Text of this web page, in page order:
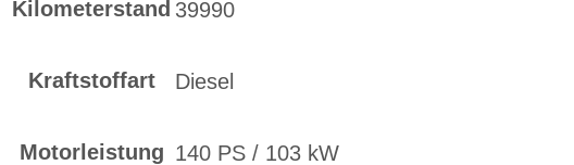
Kilometerstand 39990
Kraftstoffart Diesel
Motorleistung 140 PS / 103 kW